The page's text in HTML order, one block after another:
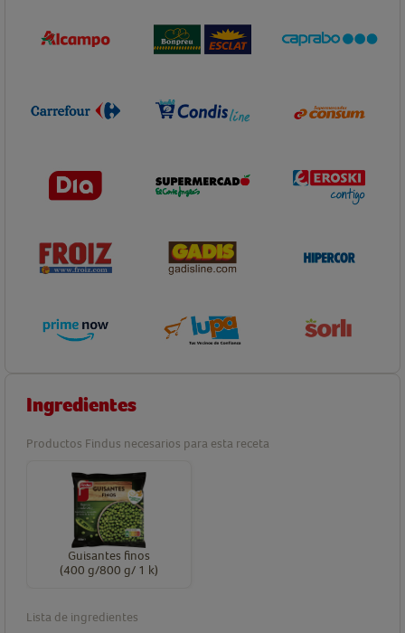
Ingredientes
Productos Findus necesarios para esta receta
Guisantes finos
(400 g/800 g/ 1 k)
Lista de ingredientes